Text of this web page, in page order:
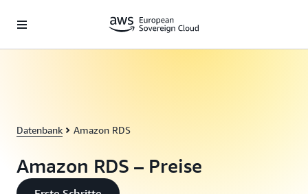
Datenbank Amazon RDS
Amazon RDS – Preise